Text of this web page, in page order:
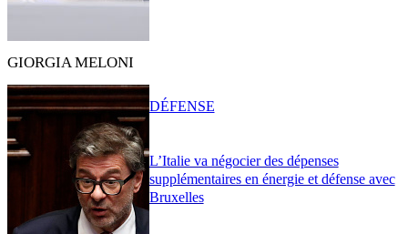
GIORGIA MELONI
L’Italie va négocier des dépenses
supplémentaires en énergie et défense avec
Bruxelles
DÉFENSE